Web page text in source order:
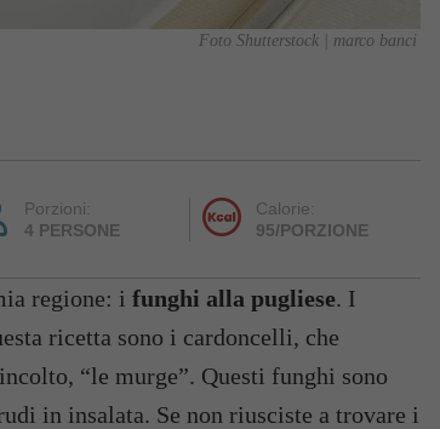
Foto Shutterstock | marco banci
Porzioni:
4 PERSONE
Calorie:
95/PORZIONE
regione: i funghi alla pugliese. I
ricetta sono i cardoncelli, che
“le murge”. Questi funghi sono
in insalata. Se non riusciste a trovare i